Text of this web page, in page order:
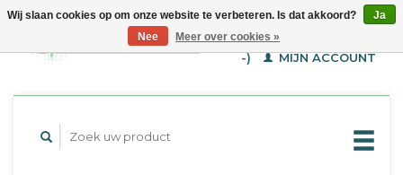
WINKELWAGEN (€--,-
-)
MIJN ACCOUNT
Wij slaan cookies op om onze website te verbeteren. Is dat akkoord?
Ja
Nee
Meer over cookies »